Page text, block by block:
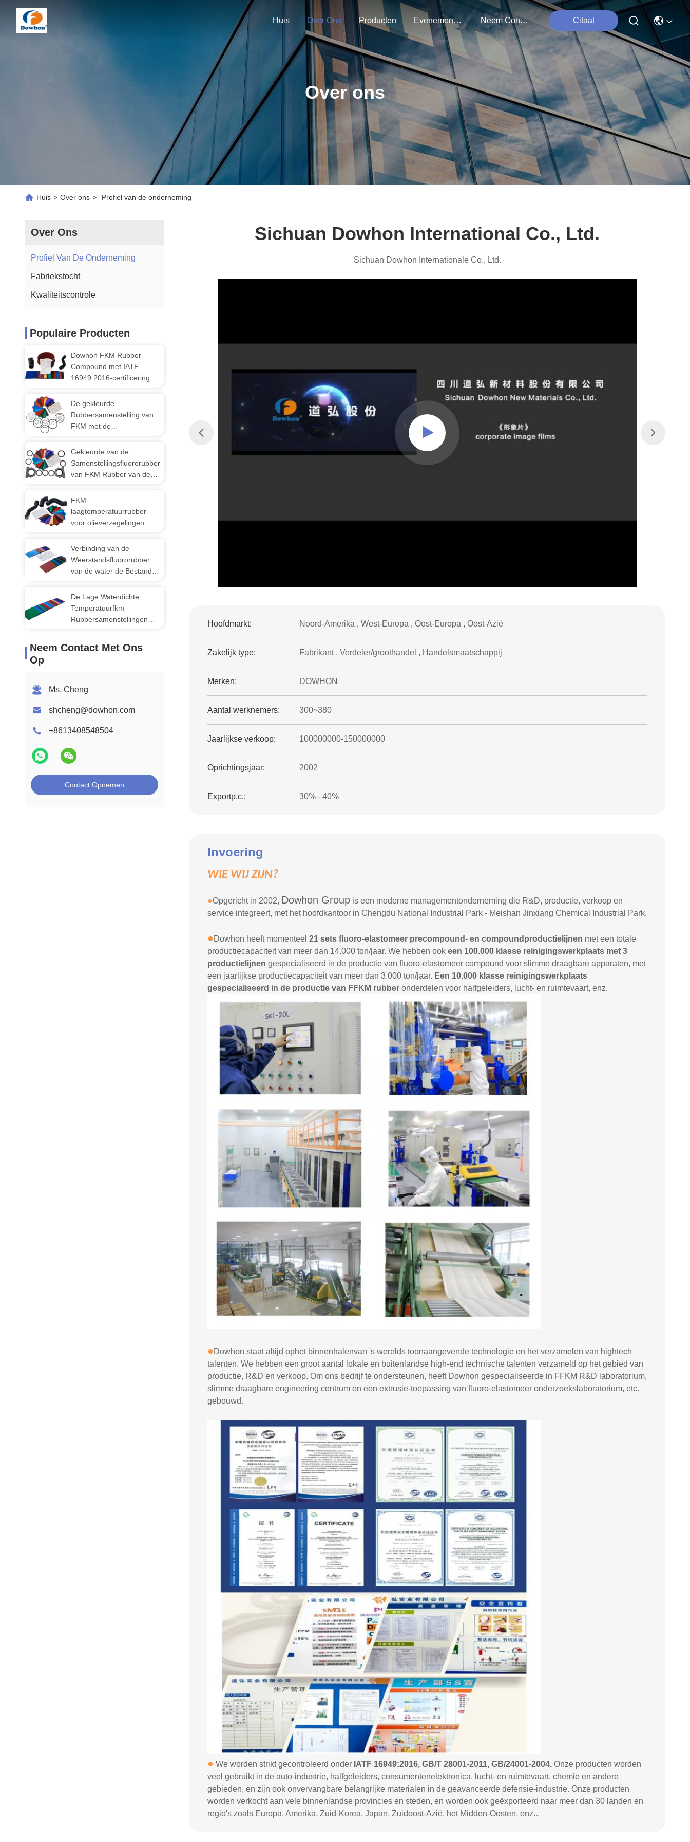
Huis Over Ons Producten Evenementen Neem Contact Met Ons Op Citaat
Over ons
Huis > Over ons > Profiel van de onderneming
Over Ons
Profiel Van De Onderneming
Fabriekstocht
Kwaliteitscontrole
Populaire Producten
Dowhon FKM Rubber
Compound met IATF
16949 2016-certificering
De gekleurde
Rubbersamenstelling van
FKM met de
grote trekspanning van de
Delenbrandstof voor
Turboladerssystemen
Gekleurde van de
Samenstellingsfluororubber
van FKM Rubber van de
Slang Chemische
Weerstand
FKM
laagtemperatuurrubber
voor olieverzegelingen
Verbinding van de
Weerstandsfluororubber
van de water de Bestand
Temperatuur
De Lage Waterdichte
Temperatuurfkm
Rubbersamenstellingen
Neem Contact Met Ons
Op
Ms. Cheng
shcheng@dowhon.com
+8613408548504
Contact Opnemen
Sichuan Dowhon International Co., Ltd.
Sichuan Dowhon Internationale Co., Ltd.
Hoofdmarkt: Noord-Amerika , West-Europa , Oost-Europa , Oost-Azië
Zakelijk type: Fabrikant , Verdeler/groothandel , Handelsmaatschappij
Merken: DOWHON
Aantal werknemers: 300~380
Jaarlijkse verkoop: 100000000-150000000
Oprichtingsjaar: 2002
Exportp.c.: 30% - 40%
Invoering
WIE WIJ ZIJN?
●Opgericht in 2002, Dowhon Group is een moderne managementonderneming die R&D, productie, verkoop en
service integreert, met het hoofdkantoor in Chengdu National Industrial Park - Meishan Jinxiang Chemical Industrial Park.
●Dowhon heeft momenteel 21 sets fluoro-elastomeer precompound- en compoundproductielijnen met een totale
productiecapaciteit van meer dan 14.000 ton/jaar. We hebben ook een 100.000 klasse reinigingswerkplaats met 3
productielijnen gespecialiseerd in de productie van fluoro-elastomeer compound voor slimme draagbare apparaten, met
een jaarlijkse productiecapaciteit van meer dan 3.000 ton/jaar. Een 10.000 klasse reinigingswerkplaats
gespecialiseerd in de productie van FFKM rubber onderdelen voor halfgeleiders, lucht- en ruimtevaart, enz.
●Dowhon staat altijd ophet binnenhalenvan 's werelds toonaangevende technologie en het verzamelen van hightech
talenten. We hebben een groot aantal lokale en buitenlandse high-end technische talenten verzameld op het gebied van
productie, R&D en verkoop. Om ons bedrijf te ondersteunen, heeft Dowhon gespecialiseerde in FFKM R&D laboratorium,
slimme draagbare engineering centrum en een extrusie-toepassing van fluoro-elastomeer onderzoekslaboratorium, etc.
gebouwd.
● We worden strikt gecontroleerd onder IATF 16949:2016, GB/T 28001-2011, GB/24001-2004. Onze producten worden
veel gebruikt in de auto-industrie, halfgeleiders, consumentenelektronica, lucht- en ruimtevaart, chemie en andere
gebieden, en zijn ook onvervangbare belangrijke materialen in de geavanceerde defensie-industrie. Onze producten
worden verkocht aan vele binnenlandse provincies en steden, en worden ook geëxporteerd naar meer dan 30 landen en
regio's zoals Europa, Amerika, Zuid-Korea, Japan, Zuidoost-Azië, het Midden-Oosten, enz...